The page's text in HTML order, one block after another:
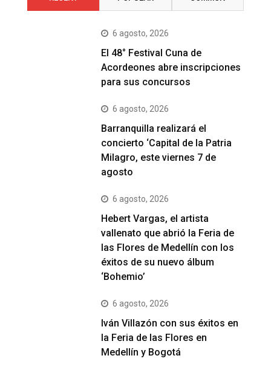
6 agosto, 2026
El 48° Festival Cuna de
Acordeones abre inscripciones
para sus concursos
6 agosto, 2026
Barranquilla realizará el
concierto ‘Capital de la Patria
Milagro, este viernes 7 de
agosto
6 agosto, 2026
Hebert Vargas, el artista
vallenato que abrió la Feria de
las Flores de Medellín con los
éxitos de su nuevo álbum
‘Bohemio’
6 agosto, 2026
Iván Villazón con sus éxitos en
la Feria de las Flores en
Medellín y Bogotá